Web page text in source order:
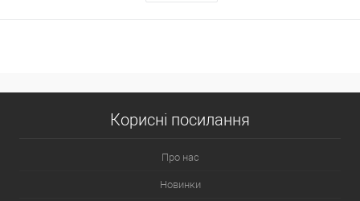
Корисні посилання
Про нас
Новинки